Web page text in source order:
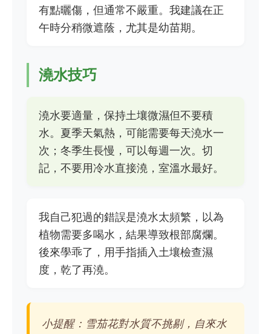
有點曬傷，但通常不嚴重。我建議在正
午時分稍微遮蔭，尤其是幼苗期。
澆水技巧
澆水要適量，保持土壤微濕但不要積
水。夏季天氣熱，可能需要每天澆水一
次；冬季生長慢，可以每週一次。切
記，不要用冷水直接澆，室溫水最好。
我自己犯過的錯誤是澆水太頻繁，以為
植物需要多喝水，結果導致根部腐爛。
後來學乖了，用手指插入土壤檢查濕
度，乾了再澆。
小提醒：雪茄花對水質不挑剔，自來水